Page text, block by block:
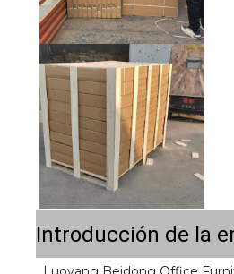
Introducción de la